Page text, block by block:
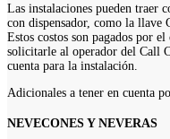
Las instalaciones pueden traer
con dispensador, como la llave
Estos costos son pagados por
solicitarle al operador del Call
cuenta para la instalación.
Adicionales a tener en cuenta
NEVECONES Y NEVERAS